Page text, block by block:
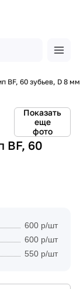
BF, 60 зубьев, D 8 мм
Показать
еще
фото
BF, 60
600 р/шт
600 р/шт
550 р/шт